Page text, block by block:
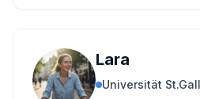
Lara
Universität